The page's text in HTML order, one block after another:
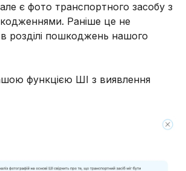
є фото транспортного засобу з
Раніше це не
розділі пошкоджень нашого
функцією ШІ з виявлення